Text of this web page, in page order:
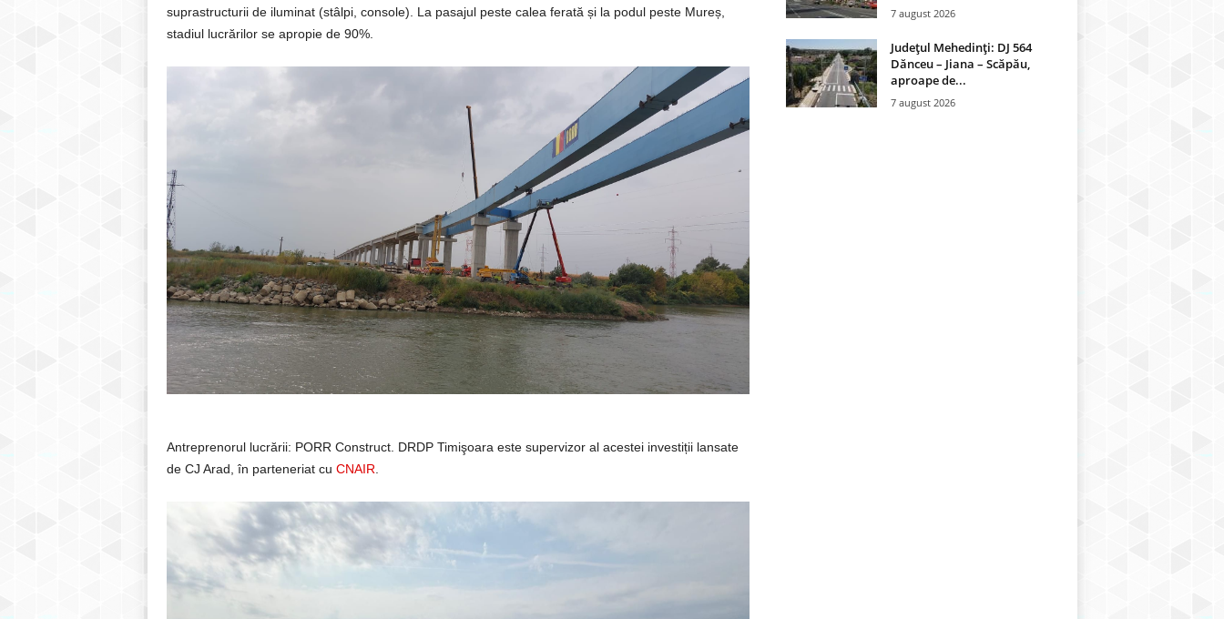
suprastructurii de iluminat (stâlpi, console). La pasajul peste calea ferată și la podul peste Mureș,
stadiul lucrărilor se apropie de 90%.
Antreprenorul lucrării: PORR Construct. DRDP Timişoara este supervizor al acestei investiții lansate
de CJ Arad, în parteneriat cu CNAIR
7 august 2026
Județul Mehedinți: DJ 564
Dănceu – Jiana – Scăpău,
aproape de...
7 august 2026